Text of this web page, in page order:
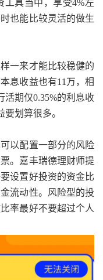
工具当中，享受4%左
也能比较灵活的做生
一来才能比较稳健的
息收益也有11万，相
活期仅0.35%的利息收
划算很多。
以配置一部分的风险
。嘉丰瑞德理财师提
设置好投资的资金比
流动性。风险型的投
率最好不要超过个人